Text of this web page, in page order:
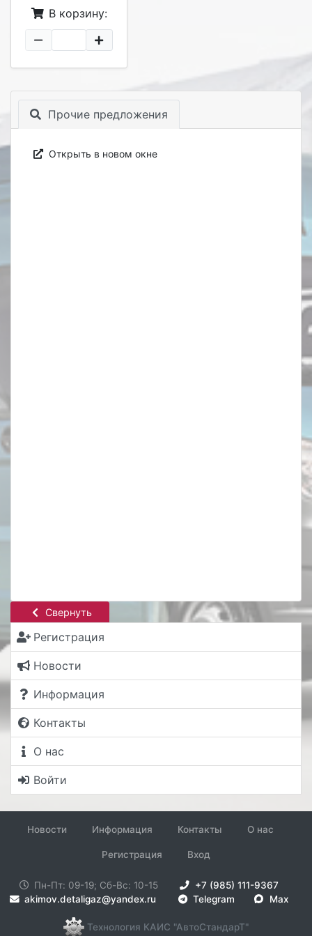
Свернуть
Регистрация
Новости
Информация
Контакты
О нас
Войти
В корзину:
Прочие предложения
Открыть в новом окне
Новости Информация Контакты О нас
Регистрация Вход
Пн-Пт: 09-19; Сб-Вс: 10-15
+7 (985) 111-9367
akimov.detaligaz@yandex.ru
Telegram Max
Технология КАИС "АвтоСтандарТ"